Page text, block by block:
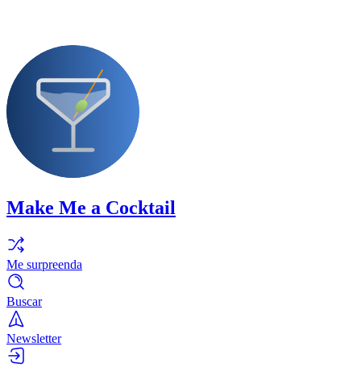
Make Me a Cocktail
Me surpreenda
Buscar
Newsletter